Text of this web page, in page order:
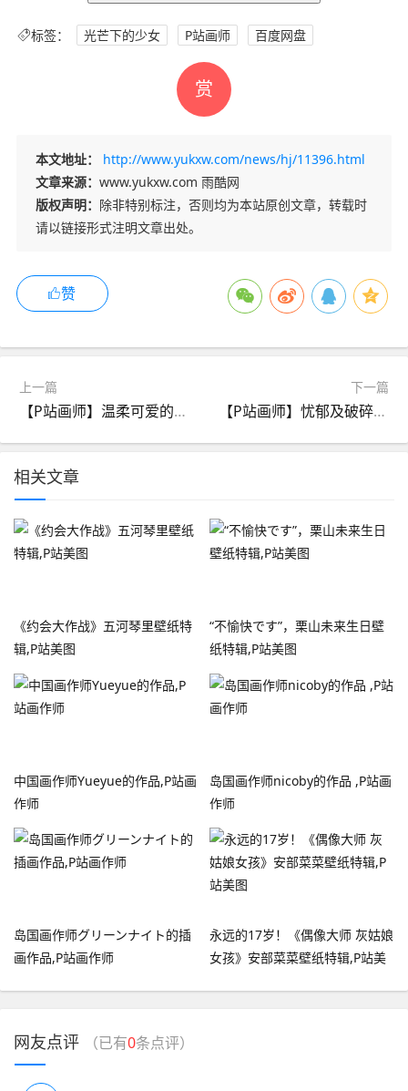
标签： 光芒下的少女 P站画师 百度网盘
赏
本文地址：
http://www.yukxw.com/news/hj/11396.html
文章来源： www.yukxw.com 雨酷网
版权声明： 除非特别标注，否则均为本站原创文章，转载时
请以链接形式注明文章出处。
赞
上一篇
【P站画师】温柔可爱的萌妹子们！韩国画师ION的插画作品推荐
下一篇
【P站画师】忧郁及破碎的美感！日本画师しょくむら的插画作品推荐
相关文章
《约会大作战》五河琴里壁纸特
辑,P站美图
“不愉快です”，栗山未来生日壁
纸特辑,P站美图
中国画作师Yueyue的作品,P站画
作师
岛国画作师nicoby的作品 ​​​​,P站画
作师
岛国画作师グリーンナイト的插
画作品,P站画作师
永远的17岁！《偶像大师 灰姑娘
女孩》安部菜菜壁纸特辑,P站美
网友点评 （已有0条点评）